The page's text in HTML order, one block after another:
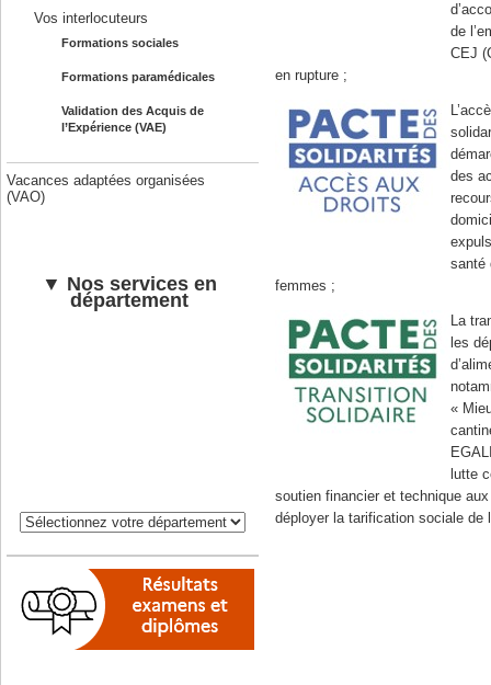
Vos interlocuteurs
Formations sociales
Formations paramédicales
Validation des Acquis de
l’Expérience (VAE)
Vacances adaptées organisées
(VAO)
▼ Nos services en
département
de
CEJ
en rupture ;
des
santé
femmes ;
La
les
«
lutte
soutien financier et technique
déployer la tarification sociale de